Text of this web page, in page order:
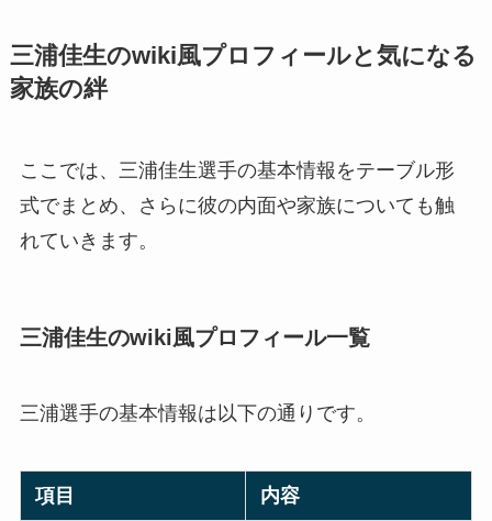
三浦佳生のwiki風プロフィールと気になる
家族の絆
ここでは、三浦佳生選手の基本情報をテーブル形
式でまとめ、さらに彼の内面や家族についても触
れていきます。
三浦佳生のwiki風プロフィール一覧
三浦選手の基本情報は以下の通りです。
項目 内容